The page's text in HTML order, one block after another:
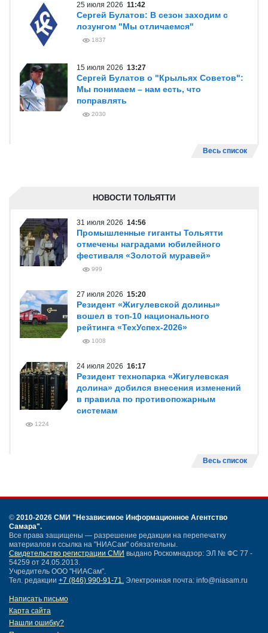
25 июля 2026 11:42
Сергей Булатов: В сезон заходим с
лозунгом "Мы отличаемся"
1837
15 июля 2026 13:27
Сергей Булатов о "Крыльях Советов":
Мы понимаем – нам есть, что
поправлять
2030
Весь список
НОВОСТИ ТОЛЬЯТТИ
31 июля 2026 14:56
Промышленные гиганты Тольятти
отмечены наградами юбилейного
фестиваля «Золотой муравей»
999
27 июля 2026 15:20
Резидент «Жигулевской долины»
вошел в топ-10 национального
рейтинга «ТехУспех-2026»
1008
24 июля 2026 16:17
Резидент технопарка «Жигулевская
долина» добился внесения изменений
в правила по противопожарным
системам
1224
Весь список
© 2010-2026 СМИ "Независимое Информационное Агентство
Самара".
Все права защищены — разрешение редакции на перепечатку
материалов и ссылка на "НИАСам" обязательны.
Свидетельство регистрации СМИ выдано Роскомнадзор: ЭЛ № ФС 77 -
54259 от 24.05.2013.
Учредитель ООО "НИАСам".
Тел. редакции +7 (846) 990-91-71. Электронная почта: info@niasam.ru
Написать письмо
Карта сайта
Нашли ошибку?